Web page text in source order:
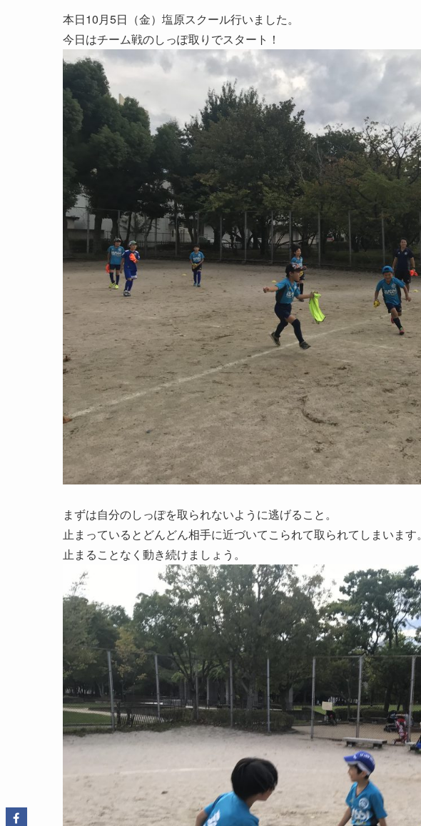
本日10月5日（金）塩原スクール行いました。
今日はチーム戦のしっぽ取りでスタート！
まずは自分のしっぽを取られないように逃げること。
止まっているとどんどん相手に近づいてこられて取られてしまいます。
止まることなく動き続けましょう。